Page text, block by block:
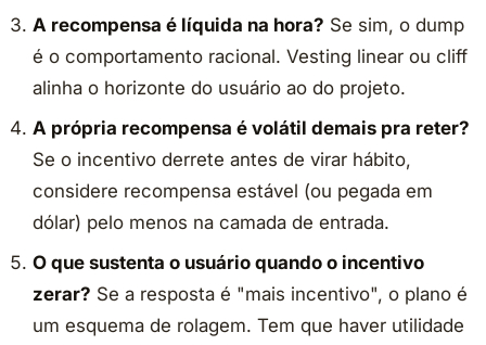
A recompensa é líquida na hora? Se sim, o dump
é o comportamento racional. Vesting linear ou cliff
alinha o horizonte do usuário ao do projeto.
A própria recompensa é volátil demais pra reter?
Se o incentivo derrete antes de virar hábito,
considere recompensa estável (ou pegada em
dólar) pelo menos na camada de entrada.
O que sustenta o usuário quando o incentivo
zerar? Se a resposta é "mais incentivo", o plano é
um esquema de rolagem. Tem que haver utilidade